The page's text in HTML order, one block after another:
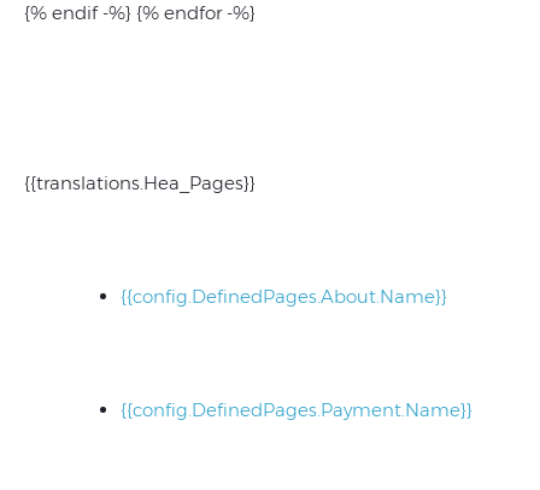
{% endif -%} {% endfor -%}
{{translations.Hea_Pages}}
{{config.DefinedPages.About.Name}}
{{config.DefinedPages.Payment.Name}}